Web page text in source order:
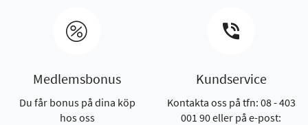
Medlemsbonus
Du får bonus på dina köp
hos oss
Kundservice
Kontakta oss på tfn: 08 - 403
001 90 eller på e-post: